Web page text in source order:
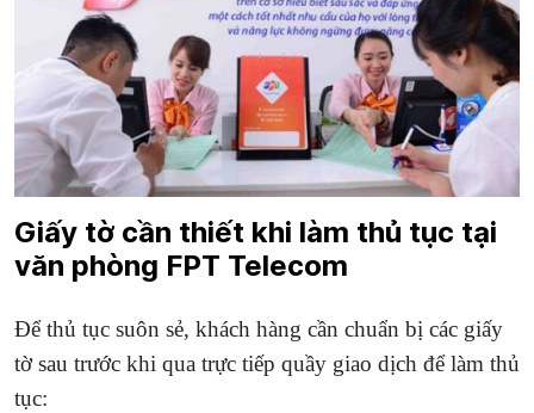
Giấy tờ cần thiết khi làm thủ tục tại
văn phòng FPT Telecom
Để thủ tục suôn sẻ, khách hàng cần chuẩn bị các giấy
tờ sau trước khi qua trực tiếp quầy giao dịch để làm thủ
tục: